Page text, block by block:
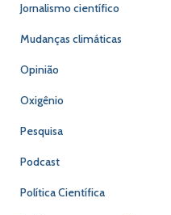
Jornalismo científico
Mudanças climáticas
Opinião
Oxigênio
Pesquisa
Podcast
Política Científica